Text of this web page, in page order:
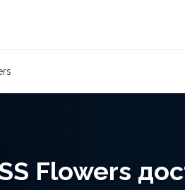
Flowers